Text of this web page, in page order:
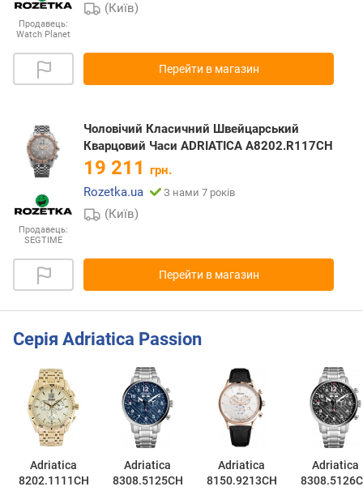
Продавець:
Watch Planet
(Київ)
Перейти в магазин
Продавець:
SEGTIME
Чоловічий Класичний Швейцарський
Кварцовий Часи ADRIATICA A8202.R117CH
19 211 грн.
Rozetka.ua
З нами 7 років
(Київ)
Перейти в магазин
Серія Adriatica Passion
Adriatica
8202.1111CH
Adriatica
8308.5125CH
Adriatica
8150.9213CH
Adriatica